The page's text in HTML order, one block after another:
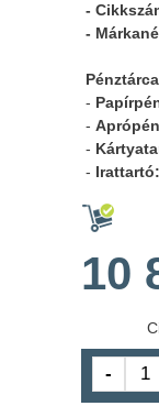
-
-
-
-
-
- Irattartó:
10